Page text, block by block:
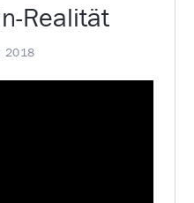
Realität
2018